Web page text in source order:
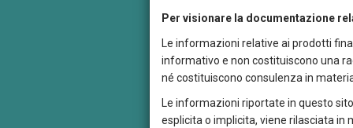
Per visionare la documentazione
Le informazioni relative ai prodotti
informativo e non costituiscono una
né costituiscono consulenza in
Le informazioni riportate in questo
esplicita o implicita, viene rilasciata in